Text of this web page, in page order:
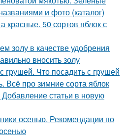
и фото (каталог)
красные. 50 сортов яблок с
золу в качестве удобрения
вносить золу
грушей. Что посадить с грушей
Всё про зимние сорта яблок
статьи в новую
осенью. Рекомендации по